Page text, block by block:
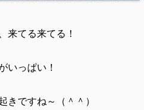
来てる来てる！
いっぱい！
きですね～（＾＾）